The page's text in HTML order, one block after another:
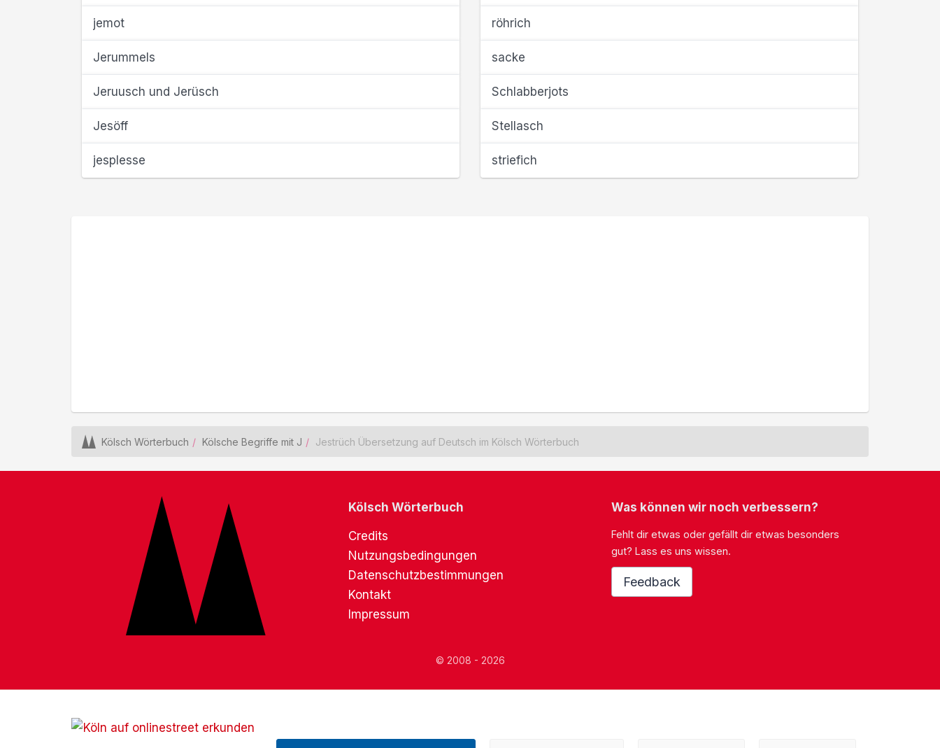
jemot
Jerummels
Jeruusch und Jerüsch
Jesöff
jesplesse
röhrich
sacke
Schlabberjots
Stellasch
striefich
Kölsch Wörterbuch Kölsche Begriffe mit J Jestrüch Übersetzung auf Deutsch im Kölsch Wörterbuch
Kölsch Wörterbuch
Credits
Nutzungsbedingungen
Datenschutzbestimmungen
Kontakt
Impressum
Was können wir noch verbessern?
Fehlt dir etwas oder gefällt dir etwas besonders
gut? Lass es uns wissen.
Feedback
© 2008 - 2026